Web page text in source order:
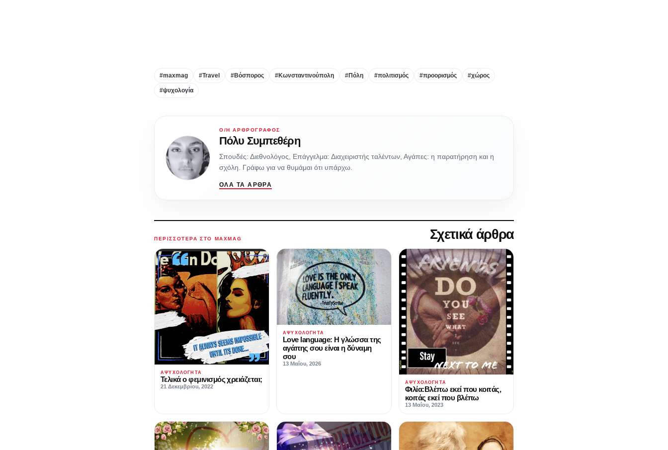
#maxmag #Travel #Βόσπορος #Κωνσταντινούπολη #Πόλη #πολιτισμός #προορισμός #χώρος
#ψυχολογία
Ο/Η ΑΡΘΡΟΓΡΆΦΟΣ
Πόλυ Συμπεθέρη
Σπουδές: Διεθνολόγος, Επάγγελμα: Διαχειριστής ταλέντων, Αγάπες: η παρατήρηση και η
σχόλη. Γράφω για να θυμάμαι ότι υπάρχω.
ΌΛΑ ΤΑ ΆΡΘΡΑ
ΠΕΡΙΣΣΌΤΕΡΑ ΣΤΟ MAXMAG Σχετικά άρθρα
ΑΨΥΧΟΛΌΓΗΤΑ
Τελικά ο φεμινισμός χρειάζεται;
21 Δεκεμβρίου, 2022
ΑΨΥΧΟΛΌΓΗΤΑ
Love language: Η γλώσσα της
αγάπης σου είναι η δύναμη
σου
13 Μαΐου, 2026
ΑΨΥΧΟΛΌΓΗΤΑ
Φιλία:Βλέπω εκεί που κοιτάς,
κοιτάς εκεί που βλέπω
13 Μαΐου, 2023